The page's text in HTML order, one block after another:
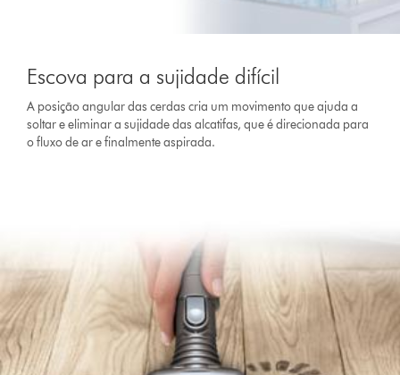
Escova para a sujidade difícil
A posição angular das cerdas cria um movimento que ajuda a
soltar e eliminar a sujidade das alcatifas, que é direcionada para
o fluxo de ar e finalmente aspirada.